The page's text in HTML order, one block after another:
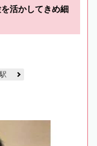
活かしてきめ細